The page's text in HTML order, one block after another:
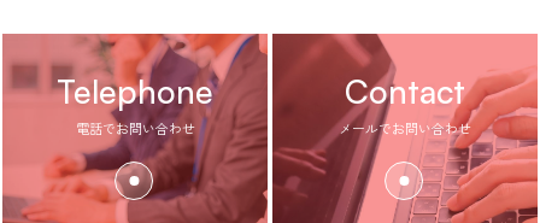
Telephone
電話でお問い合わせ
Contact
メールでお問い合わせ